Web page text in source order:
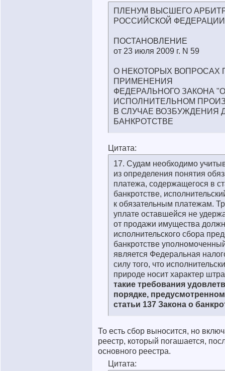
ПЛЕНУМ ВЫСШЕГО
РОССИЙСКОЙ ФЕДЕРАЦИИ
ПОСТАНОВЛЕНИЕ
от 23 июля 2009 г. N 59
О НЕКОТОРЫХ ВОПРОСАХ
ПРИМЕНЕНИЯ
ФЕДЕРАЛЬНОГО ЗАКОНА
ИСПОЛНИТЕЛЬНОМ
В СЛУЧАЕ ВОЗБУЖДЕНИЯ
БАНКРОТСТВЕ
Цитата:
17. Судам необходимо
из определения понятия
платежа, содержащегося в
банкротстве,
к обязательным платежам.
уплате оставшейся не
от продажи имущества
исполнительского сбора
банкротстве
является Федеральная
силу того, что
природе носит характер
такие требования
порядке,
статьи 137 Закона о
То есть сбор выносится, но
реестр, который погашается,
основного реестра.
Цитата: